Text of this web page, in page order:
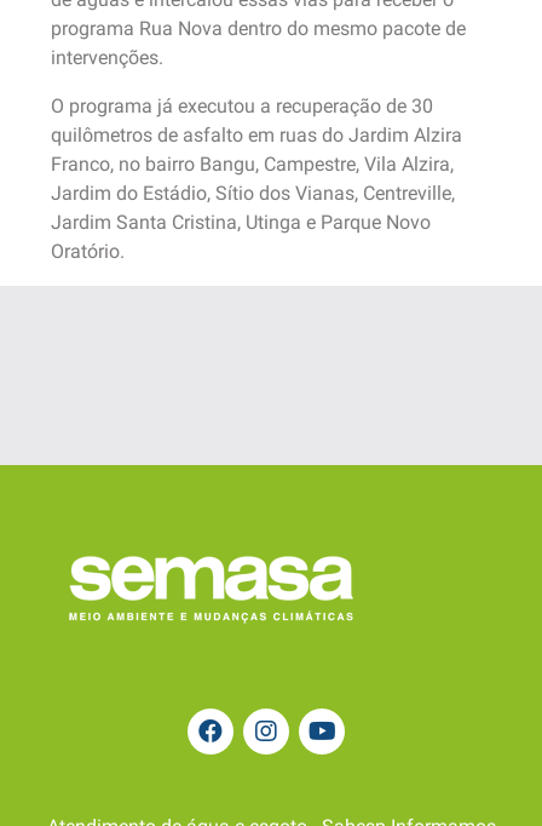
programa Rua Nova dentro do mesmo pacote de
intervenções.
O programa já executou a recuperação de 30
quilômetros de asfalto em ruas do Jardim Alzira
Franco, no bairro Bangu, Campestre, Vila Alzira,
Jardim do Estádio, Sítio dos Vianas, Centreville,
Jardim Santa Cristina, Utinga e Parque Novo
Oratório.